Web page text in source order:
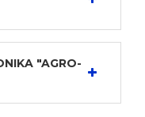
"AGRO-